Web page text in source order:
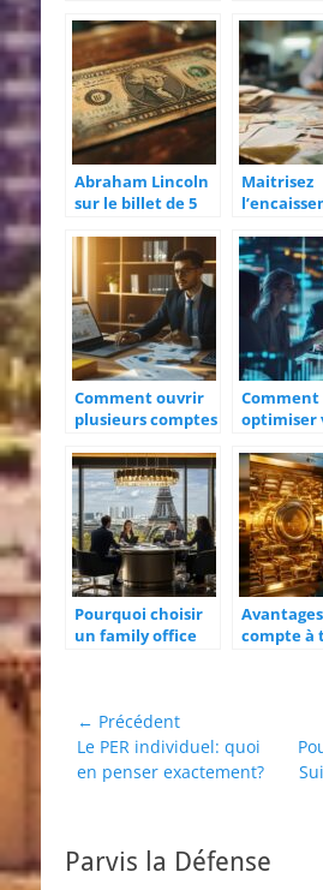
credit travaux
adapte aux
besoins des
fonctionnaires
pour
votre bien
Abraham Lincoln
sur le billet de 5
histoire d’un
portrait
emblematique
Maitrisez
: guide
Comment ouvrir
plusieurs comptes
optimiser sa
gestion financière
Comment
optimiser
à une
Pourquoi choisir
un family office
optimale
compte à
Navigation
de
l’article
← Précédent
Article
précédent :
Le PER individuel: quoi
en penser exactement?
Article
Parvis la Défense